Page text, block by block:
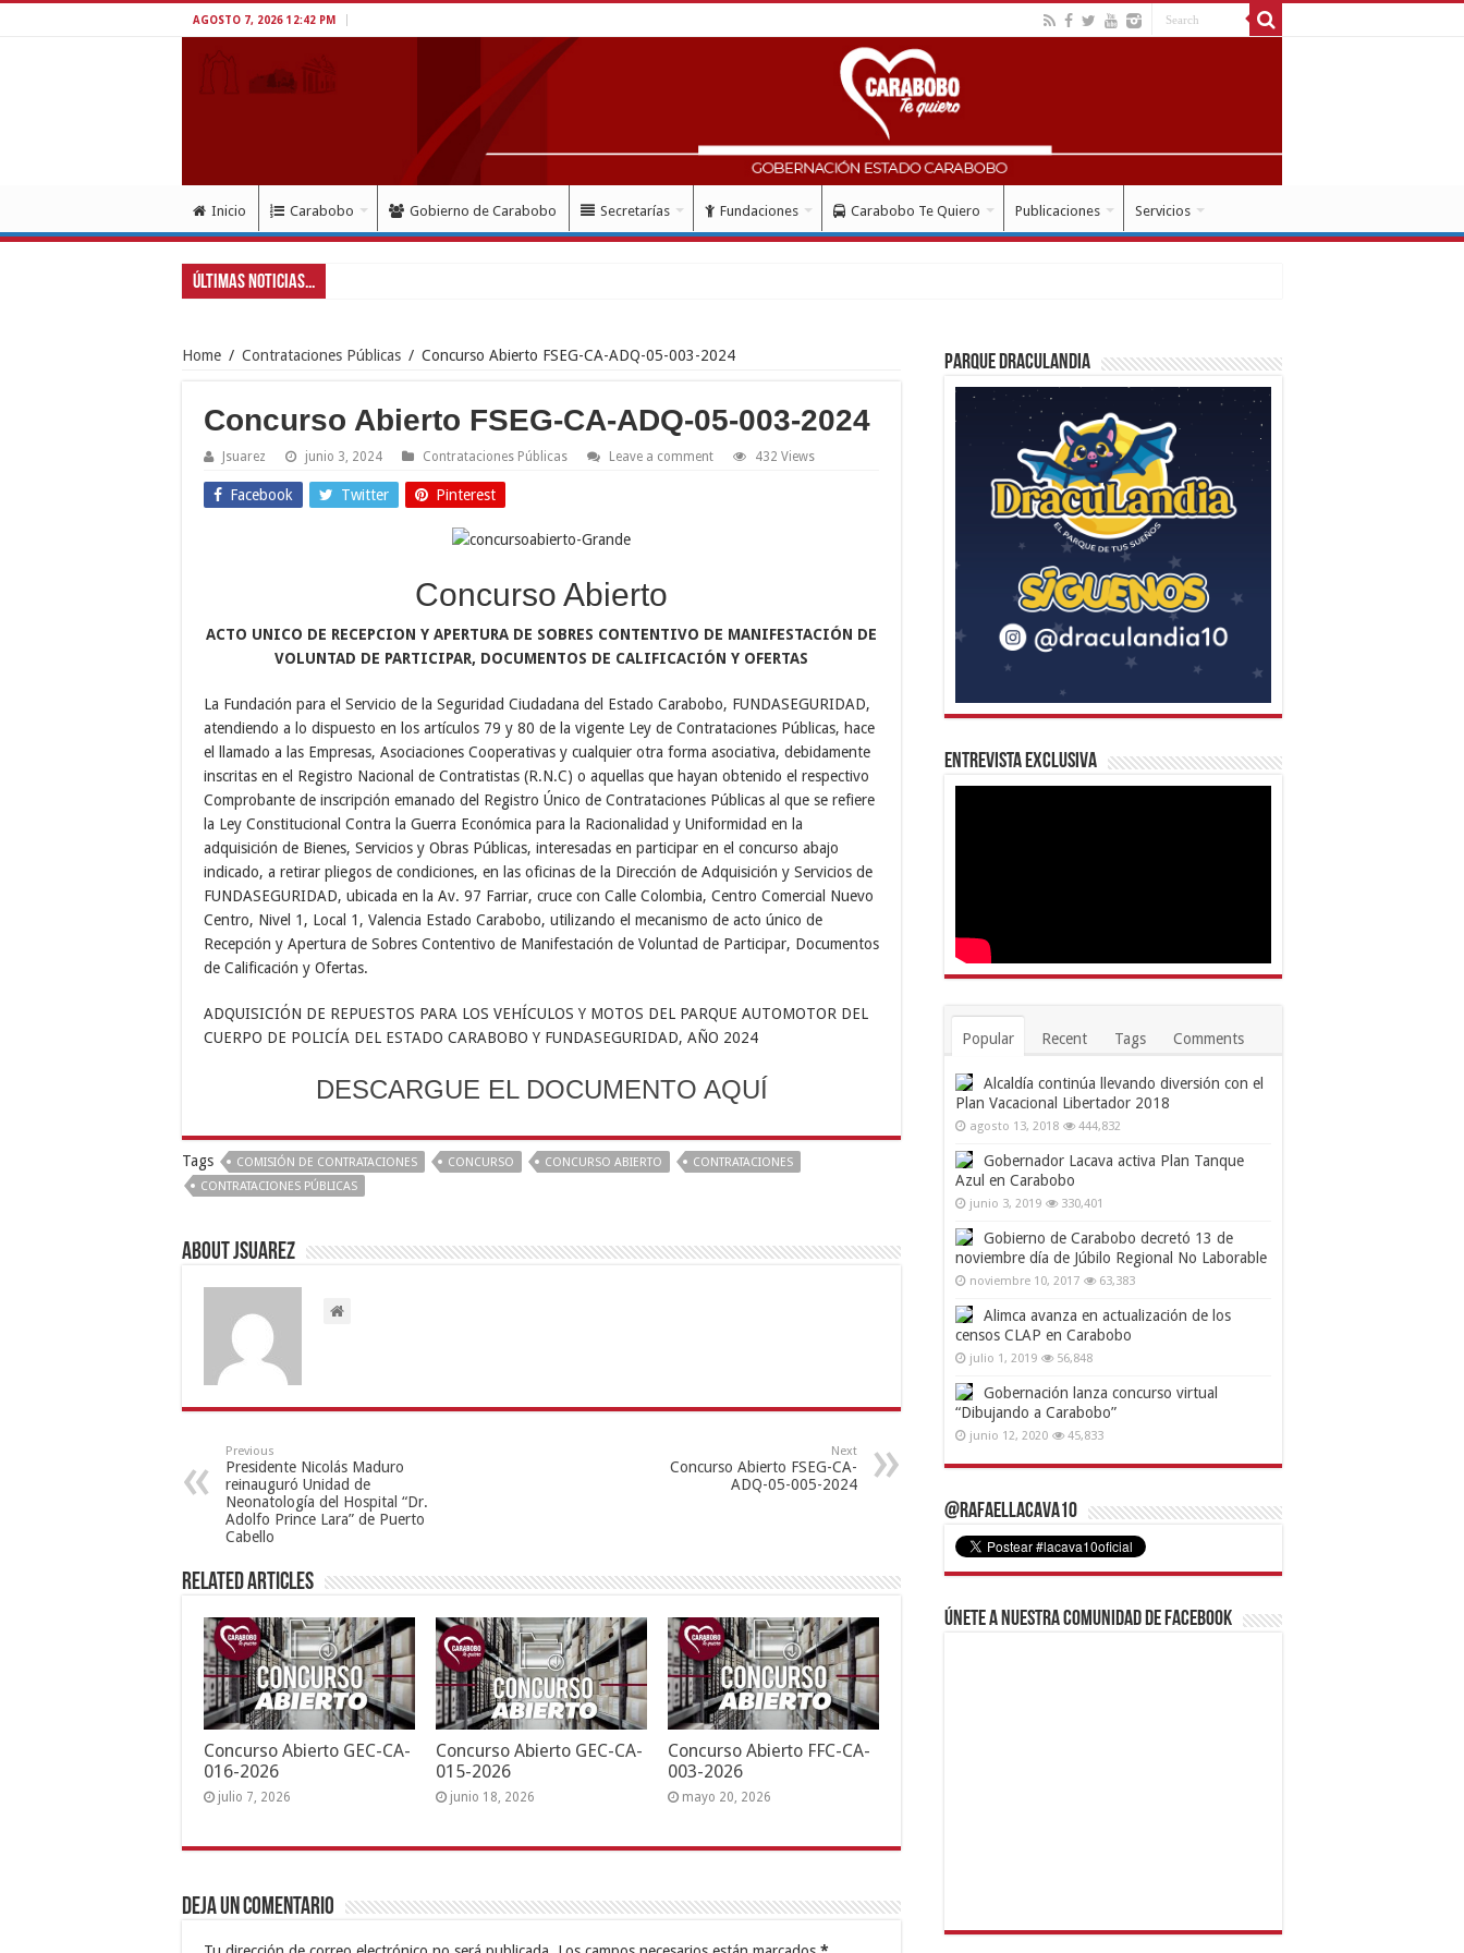
AGOSTO 7, 2026 12:42 PM
Inicio Carabobo Gobierno de Carabobo Secretarías Fundaciones Carabobo Te Quiero Publicaciones Servicios
Últimas Noticias...
Home / Contrataciones Públicas / Concurso Abierto FSEG-CA-ADQ-05-003-2024
Concurso Abierto FSEG-CA-ADQ-05-003-2024
Jsuarez junio 3, 2024 Contrataciones Públicas Leave a comment 432 Views
Facebook Twitter Pinterest
Concurso Abierto
ACTO UNICO DE RECEPCION Y APERTURA DE SOBRES CONTENTIVO DE MANIFESTACIÓN DE
VOLUNTAD DE PARTICIPAR, DOCUMENTOS DE CALIFICACIÓN Y OFERTAS
La Fundación para el Servicio de la Seguridad Ciudadana del Estado Carabobo, FUNDASEGURIDAD,
atendiendo a lo dispuesto en los artículos 79 y 80 de la vigente Ley de Contrataciones Públicas, hace
el llamado a las Empresas, Asociaciones Cooperativas y cualquier otra forma asociativa, debidamente
inscritas en el Registro Nacional de Contratistas (R.N.C) o aquellas que hayan obtenido el respectivo
Comprobante de inscripción emanado del Registro Único de Contrataciones Públicas al que se refiere
la Ley Constitucional Contra la Guerra Económica para la Racionalidad y Uniformidad en la
adquisición de Bienes, Servicios y Obras Públicas, interesadas en participar en el concurso abajo
indicado, a retirar pliegos de condiciones, en las oficinas de la Dirección de Adquisición y Servicios de
FUNDASEGURIDAD, ubicada en la Av. 97 Farriar, cruce con Calle Colombia, Centro Comercial Nuevo
Centro, Nivel 1, Local 1, Valencia Estado Carabobo, utilizando el mecanismo de acto único de
Recepción y Apertura de Sobres Contentivo de Manifestación de Voluntad de Participar, Documentos
de Calificación y Ofertas.
ADQUISICIÓN DE REPUESTOS PARA LOS VEHÍCULOS Y MOTOS DEL PARQUE AUTOMOTOR DEL
CUERPO DE POLICÍA DEL ESTADO CARABOBO Y FUNDASEGURIDAD, AÑO 2024
DESCARGUE EL DOCUMENTO AQUÍ
Tags COMISIÓN DE CONTRATACIONES CONCURSO CONCURSO ABIERTO
CONTRATACIONES
CONTRATACIONES PÚBLICAS
About Jsuarez
Previous
Presidente Nicolás Maduro
reinauguró Unidad de
Neonatología del Hospital “Dr.
Adolfo Prince Lara” de Puerto
Cabello
Next
Concurso Abierto FSEG-CA-
ADQ-05-005-2024
Related Articles
Concurso Abierto GEC-CA-
016-2026
julio 7, 2026
Concurso Abierto GEC-CA-
015-2026
junio 18, 2026
Concurso Abierto FFC-CA-
003-2026
mayo 20, 2026
Deja un comentario
Parque Draculandia
Entrevista Exclusiva
Popular Recent Tags Comments
Alcaldía continúa llevando diversión con el
Plan Vacacional Libertador 2018
agosto 13, 2018 444,832
Gobernador Lacava activa Plan Tanque
Azul en Carabobo
junio 3, 2019 330,401
Gobierno de Carabobo decretó 13 de
noviembre día de Júbilo Regional No Laborable
noviembre 10, 2017 63,383
Alimca avanza en actualización de los
censos CLAP en Carabobo
julio 1, 2019 56,848
Gobernación lanza concurso virtual
“Dibujando a Carabobo”
junio 12, 2020 45,833
@RafaelLacava10
Únete a nuestra comunidad de Facebook